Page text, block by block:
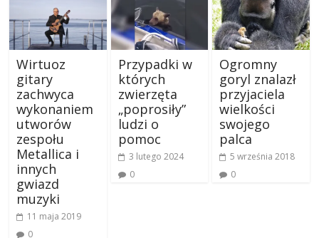
Wirtuoz
gitary
zachwyca
wykonaniem
utworów
zespołu
Metallica i
innych
gwiazd
muzyki
11 maja 2019
0
Przypadki w
których
zwierzęta
„poprosiły”
ludzi o
pomoc
3 lutego 2024
0
Ogromny
goryl znalazł
przyjaciela
wielkości
swojego
palca
5 września 2018
0